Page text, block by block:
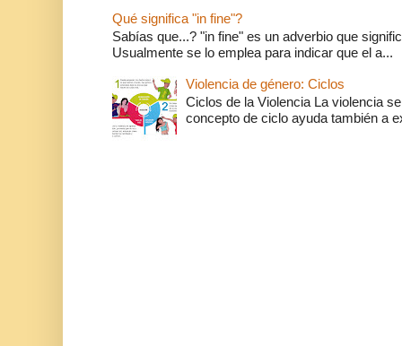
Qué significa "in fine"?
Sabías que...? "in fine" es un adverbio que
Usualmente se lo emplea para indicar que el a...
Violencia de género: Ciclos
Ciclos de la Violencia La violencia
concepto de ciclo ayuda también a